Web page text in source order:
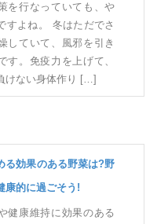
を行なっていても、や
すよね。 冬はただでさ
していて、風邪を引き
す。免疫力を上げて、
けない身体作り […]
る効果のある野菜は?野
康的に過ごそう!
健康維持に効果のある